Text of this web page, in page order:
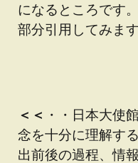
になるところです。
部分引用してみます
＜＜ ・・日本大使
念を十分に理解す
出前後の過程、情